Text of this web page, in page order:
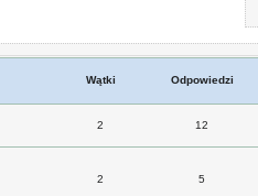
Wątki Odpowiedzi
2 12
2 5